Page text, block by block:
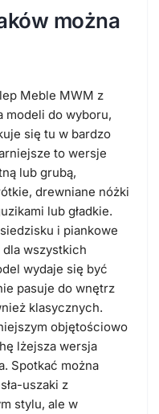
można
Meble MWM z
modeli do wyboru,
się tu w bardzo
to wersje
lub grubą,
drewniane nóżki
lub gładkie.
i piankowe
wszystkich
wydaje się być
pasuje do wnętrz
klasycznych.
objętościowo
lżejsza wersja
Spotkać można
uszaki z
stylu, ale w